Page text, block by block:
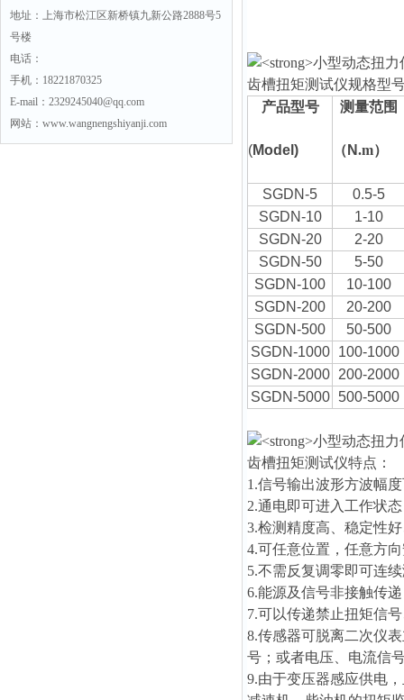
地址：上海市松江区新桥镇九新公路2888号5
号楼
电话：
手机：18221870325
E-mail：2329245040@qq.com
网站：www.wangnengshiyanji.com
齿槽扭矩测试仪规格型
产品型号
(Model)
测量范围
（ N.m）
SGDN-5
0.5-5
SGDN-10
1-10
SGDN-20
2-20
SGDN-50
5-50
SGDN-100
10-100
SGDN-200
20-200
SGDN-500
50-500
SGDN-1000
100-1000
SGDN-2000
200-2000
SGDN-5000
500-5000
齿槽扭矩测试仪特点：
1.信号输出波形方波幅
2.通电即可进入工作状
3.检测精度高、稳定性
4.可任意位置，任意方
5.不需反复调零即可连
6.能源及信号非接触传
7.可以传递禁止扭矩信
8.传感器可脱离二次仪
号；或者电压、电流信
9.由于变压器感应供电